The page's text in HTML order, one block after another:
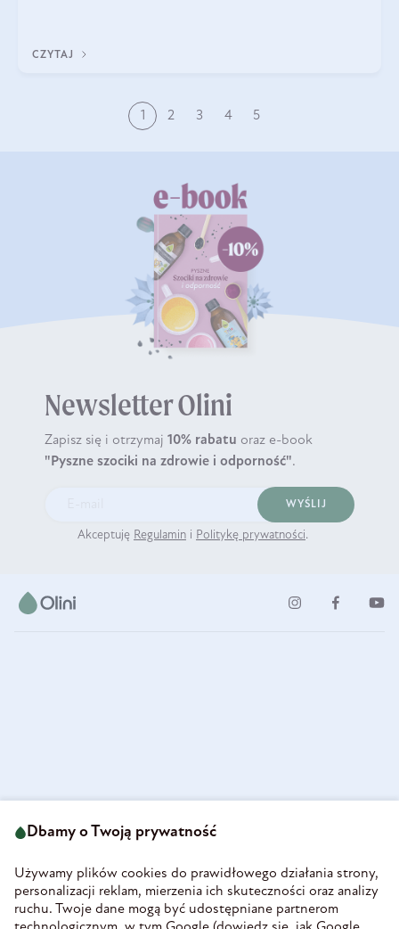
CZYTAJ
1 2 3 4 5
Newsletter Olini
Zapisz się i otrzymaj 10% rabatu oraz e-book
"Pyszne szociki na zdrowie i odporność".
WYŚLIJ
Akceptuję Regulamin i Politykę prywatności.
58-160 Świebodzice
REGON 890213034
INFORMACJE
Dbamy o Twoją prywatność
Używamy plików cookies do prawidłowego działania strony,
personalizacji reklam, mierzenia ich skuteczności oraz analizy
ruchu. Twoje dane mogą być udostępniane partnerom